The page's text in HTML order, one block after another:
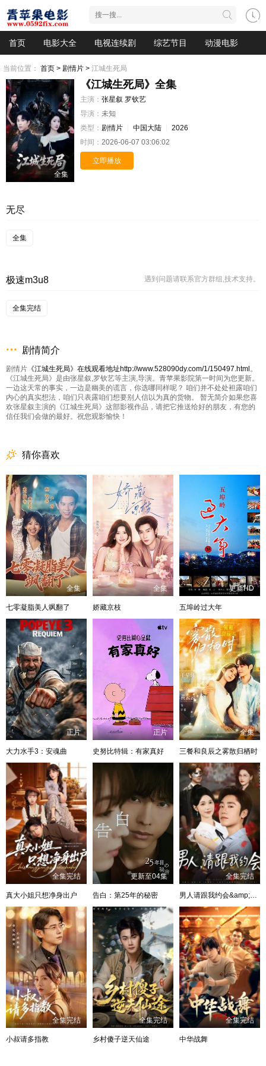
首页 电影大全 电视连续剧 综艺节目 动漫电影
当前位置： 首页 > 剧情片 > 江城生死局
全集
《江城生死局》全集
主演： 张星叙 罗钦艺
导演： 未知
类型： 剧情片 中国大陆
2026
时间： 2026-06-07 03:06:02
立即播放
无尽
全集
遇到问题请联系官方群组,技术支持。
极速m3u8
全集完结
剧情简介
剧情片 《江城生死局》在线观看地址http://www.528090dy.com/1/150497.html 。
《江城生死局》是由张星叙,罗钦艺等主演,导演。青苹果影院第一时间为您更新。
一边这天常的事实，一边是幽美的谎言，你选哪同样呢？ 咱们并不处处袒露咱们
内心的真实想法，咱们只表露咱们想要别人信以为真的货物。 暂无简介如果您喜
欢张星叙主演的《江城生死局》这部影视作品，请把它推送给好的朋友，有您的
信任我们会做的最好。祝您观影愉快！
猜你喜欢
全集
七零凝脂美人飒翻了
全集
娇藏京枝
更新HD
五埠岭过大年
正片
大力水手3：安魂曲
正片
史努比特辑：有家真好
全集
三餐和良辰之雾散归栖时
全集完结
真大小姐只想净身出户
更新至04集
告白：第25年的秘密
全集完结
男人请跟我约会&amp;当我决定凭实力单身
全集完结
小叔请多指教
全集完结
乡村傻子逆天仙途
全集完结
中华战舞